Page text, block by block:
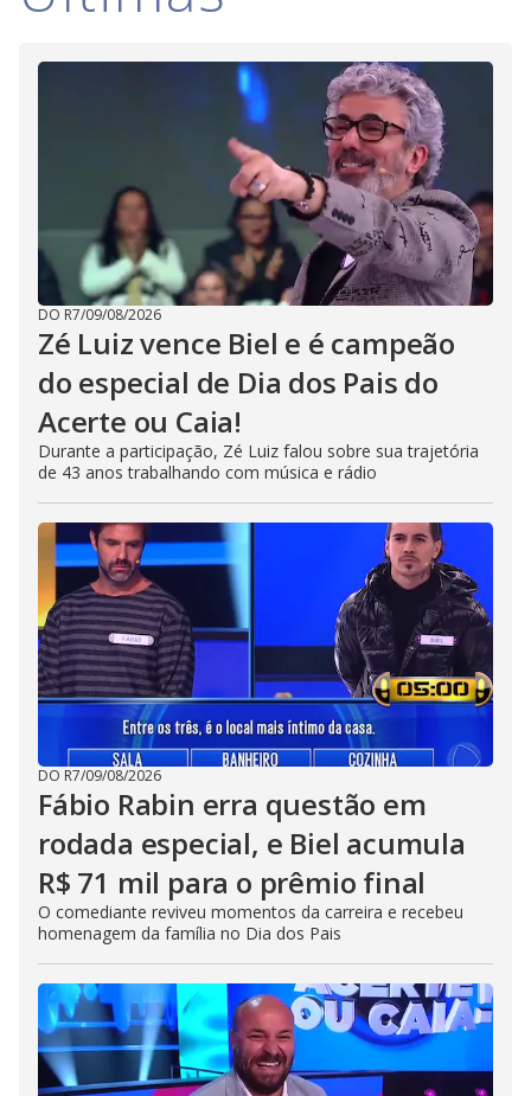
DO R7/09/08/2026
Zé Luiz vence Biel e é campeão
do especial de Dia dos Pais do
Acerte ou Caia!
Durante a participação, Zé Luiz falou sobre sua trajetória
de 43 anos trabalhando com música e rádio
DO R7/09/08/2026
Fábio Rabin erra questão em
rodada especial, e Biel acumula
R$ 71 mil para o prêmio final
O comediante reviveu momentos da carreira e recebeu
homenagem da família no Dia dos Pais